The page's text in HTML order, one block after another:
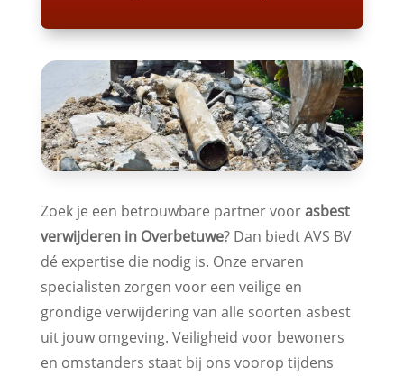
Zoek je een betrouwbare partner voorasbest
verwijderen in Overbetuwe? Dan biedt AVS BV
dé expertise die nodig is. Onze ervaren
specialisten zorgen voor een veilige en
grondige verwijdering van alle soorten asbest
uit jouw omgeving. Veiligheid voor bewoners
en omstanders staat bij ons voorop tijdens